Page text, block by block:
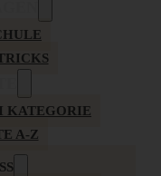
KATEGORIE
A-Z